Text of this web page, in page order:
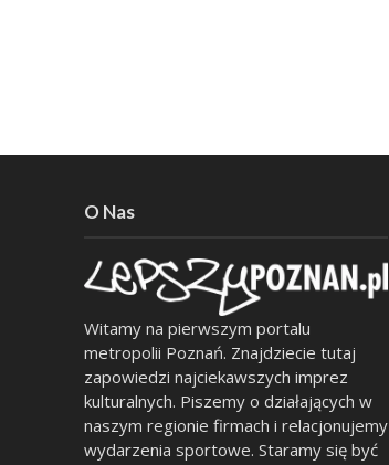
O Nas
Witamy na pierwszym portalu
metropolii Poznań. Znajdziecie tutaj
zapowiedzi najciekawszych imprez
kulturalnych. Piszemy o działających w
naszym regionie firmach i relacjonujemy
wydarzenia sportowe. Staramy się być